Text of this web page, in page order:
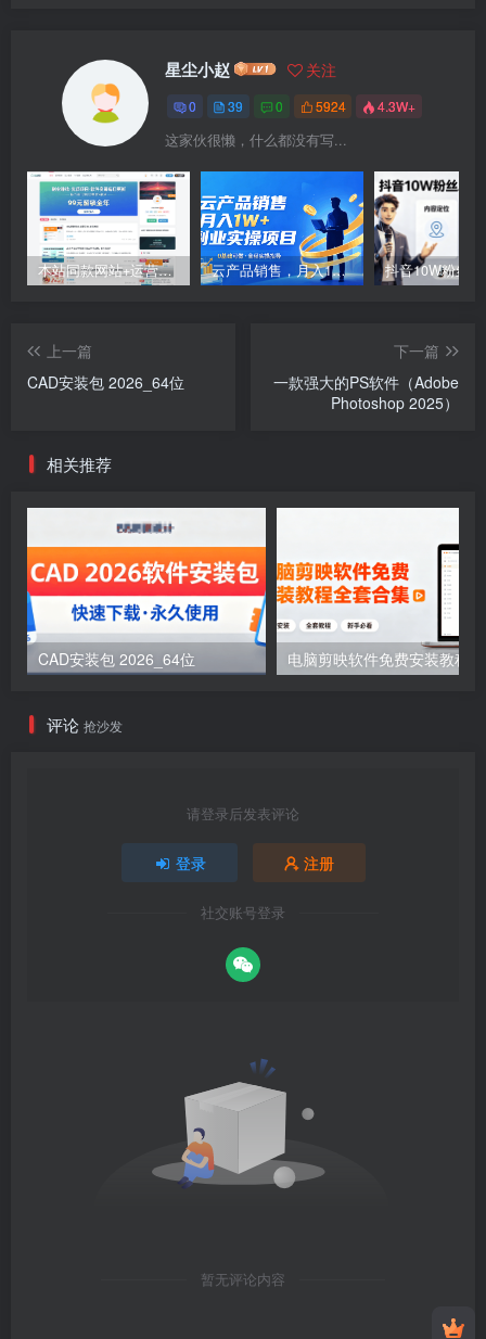
星尘小赵 关注
0 39 0 5924 4.3W+
这家伙很懒，什么都没有写...
本站同款网站+运营引流+变现教程 云产品销售，月入1W+副业实操项目
上一篇
CAD安装包 2026_64位
下一篇
一款强大的PS软件（Adobe
Photoshop 2025）
相关推荐
CAD安装包 2026_64位
评论 抢沙发
请登录后发表评论
登录 注册
社交账号登录
暂无评论内容